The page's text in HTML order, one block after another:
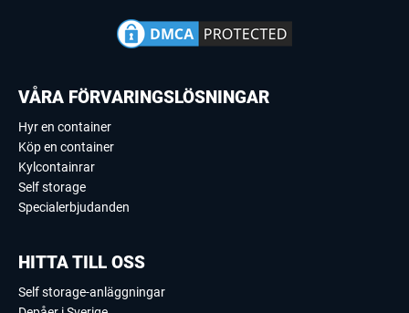
VÅRA FÖRVARINGSLÖSNINGAR
Hyr en container
Köp en container
Kylcontainrar
Self storage
Specialerbjudanden
HITTA TILL OSS
Self storage-anläggningar